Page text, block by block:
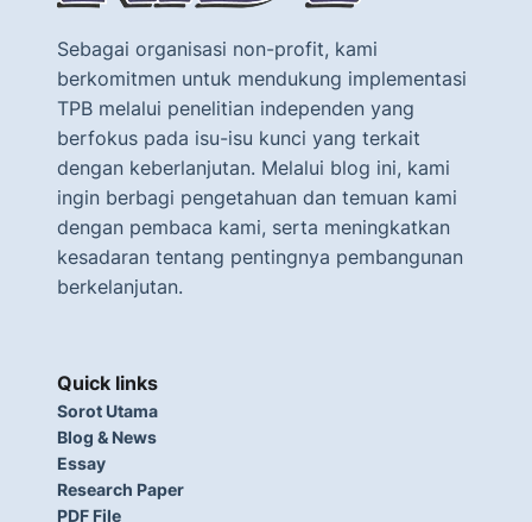
Sebagai organisasi non-profit, kami
berkomitmen untuk mendukung implementasi
TPB melalui penelitian independen yang
berfokus pada isu-isu kunci yang terkait
dengan keberlanjutan. Melalui blog ini, kami
ingin berbagi pengetahuan dan temuan kami
dengan pembaca kami, serta meningkatkan
kesadaran tentang pentingnya pembangunan
berkelanjutan.
Quick links
Sorot Utama
Blog & News
Essay
Research Paper
PDF File